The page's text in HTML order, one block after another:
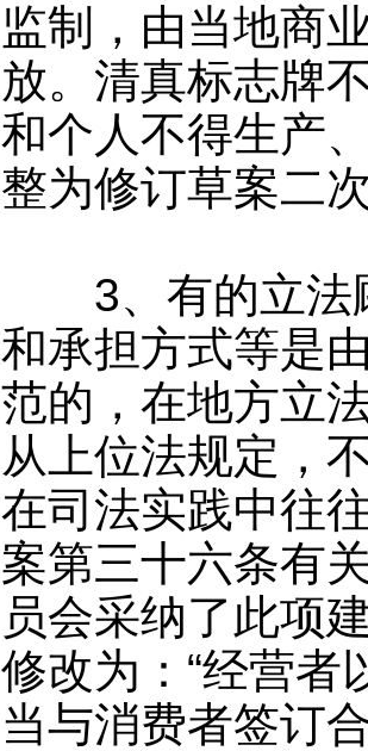
监制，由当地商
放。清真标志牌
和个人不得生产
整为修订草案二
3、有的立法
和承担方式等是
范的，在地方立
从上位法规定，
在司法实践中往
案第三十六条有
员会采纳了此项
修改为：“经营者
当与消费者签订